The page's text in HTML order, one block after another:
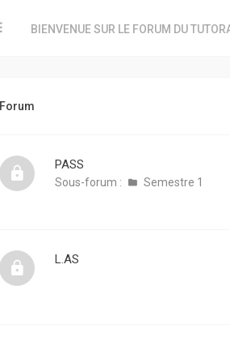
BIENVENUE SUR LE FORUM DU
Forum
PASS
Sous-forum : Semestre 1
L.AS